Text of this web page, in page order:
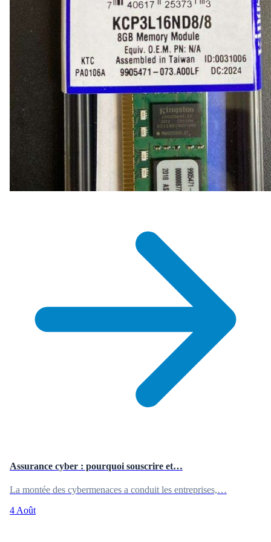
Assurance cyber : pourquoi souscrire et…
La montée des cybermenaces a conduit les entreprises,…
4 Août